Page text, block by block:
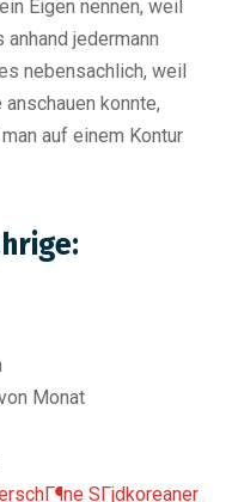
Eigen nennen, weil
jedermann
nebensachlich, weil
konnte,
auf einem Kontur
Monat
SГјdkoreaner